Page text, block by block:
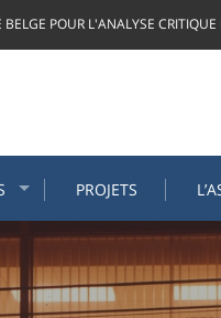
POUR L'ANALYSE CRITIQUE
PROJETS